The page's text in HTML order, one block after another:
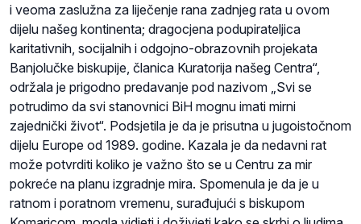
i veoma zaslužna za liječenje rana zadnjeg rata u ovom
dijelu našeg kontinenta; dragocjena podupirateljica
karitativnih, socijalnih i odgojno-obrazovnih projekata
Banjolučke biskupije, članica Kuratorija našeg Centra“,
održala je prigodno predavanje pod nazivom „Svi se
potrudimo da svi stanovnici BiH mognu imati mirni
zajednički život“. Podsjetila je da je prisutna u jugoistočnom
dijelu Europe od 1989. godine. Kazala je da nedavni rat
može potvrditi koliko je važno što se u Centru za mir
pokreće na planu izgradnje mira. Spomenula je da je u
ratnom i poratnom vremenu, surađujući s biskupom